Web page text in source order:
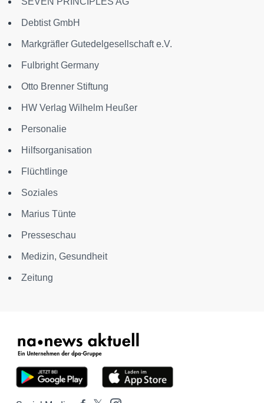
Debtist GmbH
Markgräfler Gutedelgesellschaft e.V.
Fulbright Germany
Otto Brenner Stiftung
HW Verlag Wilhelm Heußer
Personalie
Hilfsorganisation
Flüchtlinge
Soziales
Marius Tünte
Presseschau
Medizin, Gesundheit
Zeitung